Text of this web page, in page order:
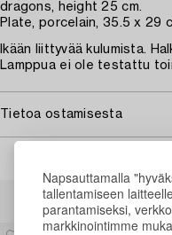
Napsauttamalla
tallentamiseen
parantamiseksi,
markkinointimme
dragons, height 25 cm.
Plate, porcelain, 35.5 x 29
Ikään liittyvää kulumista.
Lamppua ei ole testattu
Tietoa ostamisesta
Muiden